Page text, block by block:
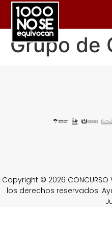
Grupo de
Copyright © 2026 CONCURSO
los derechos reservados.